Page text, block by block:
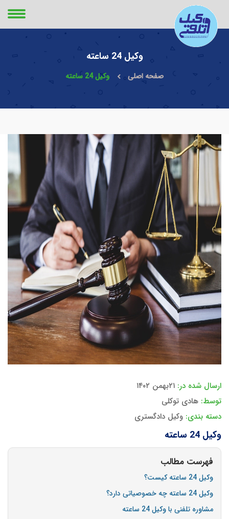
وکیل 24 ساعته
صفحه اصلی وکیل 24 ساعته
ارسال شده در: ۲۱بهمن ۱۴۰۲
توسط: هادی توکلی
دسته بندی: وکیل دادگستری
وکیل 24 ساعته
فهرست مطالب
وکیل 24 ساعته کیست؟
وکیل 24 ساعته چه خصوصیاتی دارد؟
مشاوره تلفنی با وکیل 24 ساعته